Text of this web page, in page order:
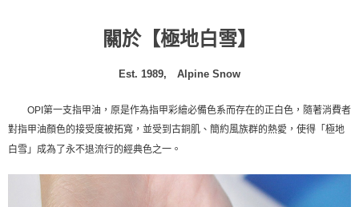
2.透過簡訊連結打開帳單後，可選擇「超商條碼／台灣大直營門市／銀行轉
帳／街口支付／iPASS MONEY」等通路繳費。
用戶於交易時，得透過本服務購買商品或服務，並由商店將買賣／分期付款
2.基於同意付款使用「大哥付你分期」之契約關係目的，商店將以您的個人
資料（包含姓名、電話或地址）提供予台灣大哥大進項蒐集、處理及利用，
3.完整用戶服務條款，請詳閱以下連結：
https://oppay.tw/userRule
１．於結帳方式選擇「AFTEE先享後付」後，將跳轉至「AFTEE先享後付」
結帳頁面，進行簡訊認證並確認金額後，即可完成結帳。
３．收到繳費通知簡訊後14天內，點擊此簡訊中的連結，可透過四大超商／
購買商品的店家。未經商家同意取消之訂單仍視為有效，需透過AFTEE先享
後付繳納相關費用。
※ 交易是否成功請以「AFTEE先享後付 」之結帳頁面顯示為準，若有關於
是否繳費成功／繳費後需取消欲退款等相關疑問，請聯繫「AFTEE先享後付
【注意事項】
每筆NT$80
付款後萊爾富取貨
7-11取貨付款
關於【極地白雪】
Est. 1989, Alpine Snow
OPI第一支指甲油，原是作為指甲彩繪必備色系而存在的正白色，隨著消費者
對指甲油顏色的接受度被拓寬，並受到古銅肌、簡約風族群的熱愛，使得「極地
白雪」成為了永不退流行的經典色之一。